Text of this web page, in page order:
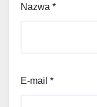
Nazwa *
E-mail *